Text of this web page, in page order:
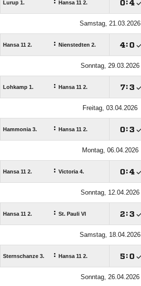
Lurup 1. Hansa 11 2. :
Samstag, 21.03.2026
Hansa 11 2. : Nienstedten 2. : 
Sonntag, 29.03.2026
Lohkamp 1. : Hansa 11 2. : 
Freitag, 03.04.2026
Hammonia 3. : Hansa 11 2. : 
Montag, 06.04.2026
Hansa 11 2. : Victoria 4. :
Sonntag, 12.04.2026
Hansa 11 2. : St. Pauli VI : 
Samstag, 18.04.2026
Sternschanze 3. : Hansa 11 2. : 
Sonntag, 26.04.2026